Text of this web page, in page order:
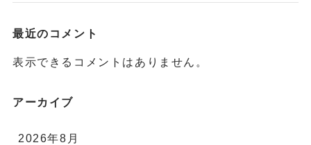
最近のコメント
表示できるコメントはありません。
アーカイブ
2026年8月